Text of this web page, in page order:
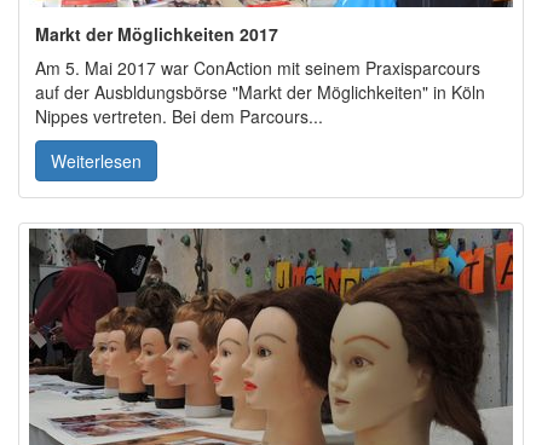
Markt der Möglichkeiten 2017
Am 5. Mai 2017 war ConAction mit seinem Praxisparcours
auf der Ausbldungsbörse "Markt der Möglichkeiten" in Köln
Nippes vertreten. Bei dem Parcours...
Weiterlesen